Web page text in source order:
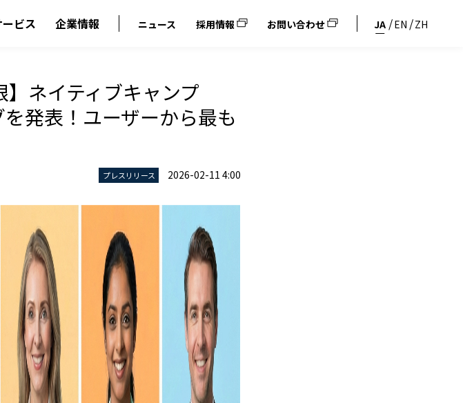
ビス 企業情報 ニュース 採用情報 お問い合わせ JA EN ZH
】ネイティブキャンプ
発表！ユーザーから最も
プレスリリース 2026-02-11 4:00